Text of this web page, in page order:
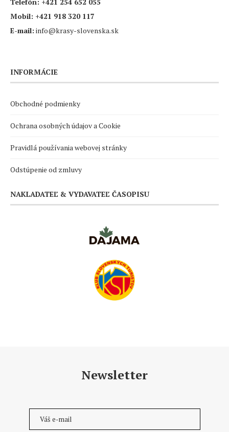
Mobil: +421 918 320 117
E-mail: info@krasy-slovenska.sk
INFORMÁCIE
Obchodné podmienky
Ochrana osobných údajov a Cookie
Pravidlá používania webovej stránky
Odstúpenie od zmluvy
NAKLADATEĽ & VYDAVATEĽ ČASOPISU
Newsletter